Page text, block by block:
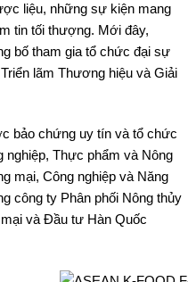
liệu, những sự kiện mang
tin tối thượng. Mới đây,
bố tham gia tổ chức đại sự
lãm Thương hiệu và Giải
bảo chứng uy tín và tổ chức
nghiệp, Thực phẩm và Nông
mại, Công nghiệp và Năng
công ty Phân phối Nông thủy
và Đầu tư Hàn Quốc